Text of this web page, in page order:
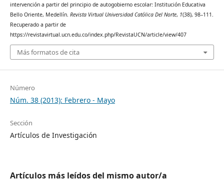
intervención a partir del principio de autogobierno escolar: Institución Educativa
Bello Oriente, Medellín. Revista Virtual Universidad Católica Del Norte, 1(38), 98–111.
Recuperado a partir de
https://revistavirtual.ucn.edu.co/index.php/RevistaUCN/article/view/407
Más formatos de cita
Número
Núm. 38 (2013): Febrero - Mayo
Sección
Artículos de Investigación
Artículos más leídos del mismo autor/a